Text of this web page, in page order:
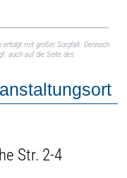
erfolgt mit großer Sorgfalt. Dennoch
auch auf die Seite des
Str. 2-4